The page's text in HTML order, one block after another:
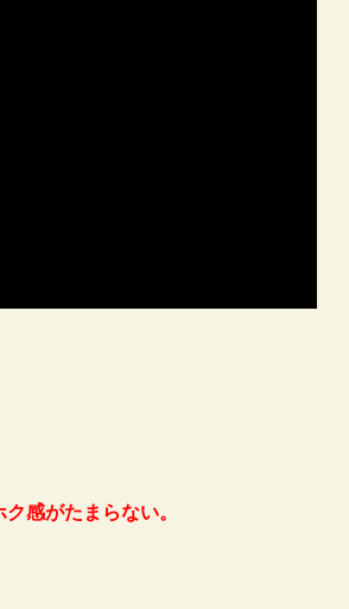
感がたまらない。